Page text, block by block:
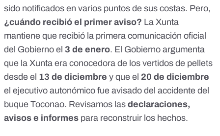
sido notificados en varios puntos de sus costas. Pero,
¿cuándo recibió el primer aviso? La Xunta
mantiene que recibió la primera comunicación oficial
del Gobierno el 3 de enero. El Gobierno argumenta
que la Xunta era conocedora de los vertidos de pellets
desde el 13 de diciembre y que el 20 de diciembre
el ejecutivo autonómico fue avisado del accidente del
buque Toconao. Revisamos las declaraciones,
avisos e informes para reconstruir los hechos.